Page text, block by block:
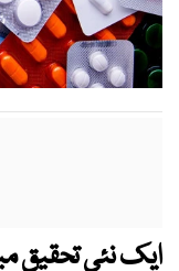
ایک نئی تحقیق